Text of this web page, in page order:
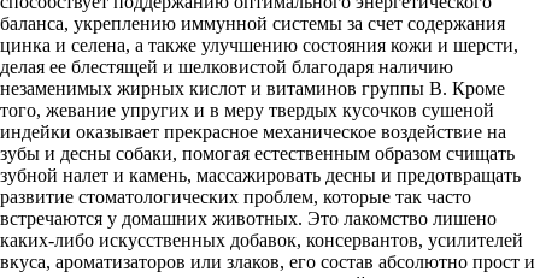
баланса, укреплению иммунной системы за счет содержания
цинка и селена, а также улучшению состояния кожи и шерсти,
делая ее блестящей и шелковистой благодаря наличию
незаменимых жирных кислот и витаминов группы B. Кроме
того, жевание упругих и в меру твердых кусочков сушеной
индейки оказывает прекрасное механическое воздействие на
зубы и десны собаки, помогая естественным образом счищать
зубной налет и камень, массажировать десны и предотвращать
развитие стоматологических проблем, которые так часто
встречаются у домашних животных. Это лакомство лишено
каких-либо искусственных добавок, консервантов, усилителей
вкуса, ароматизаторов или злаков, его состав абсолютно прост и